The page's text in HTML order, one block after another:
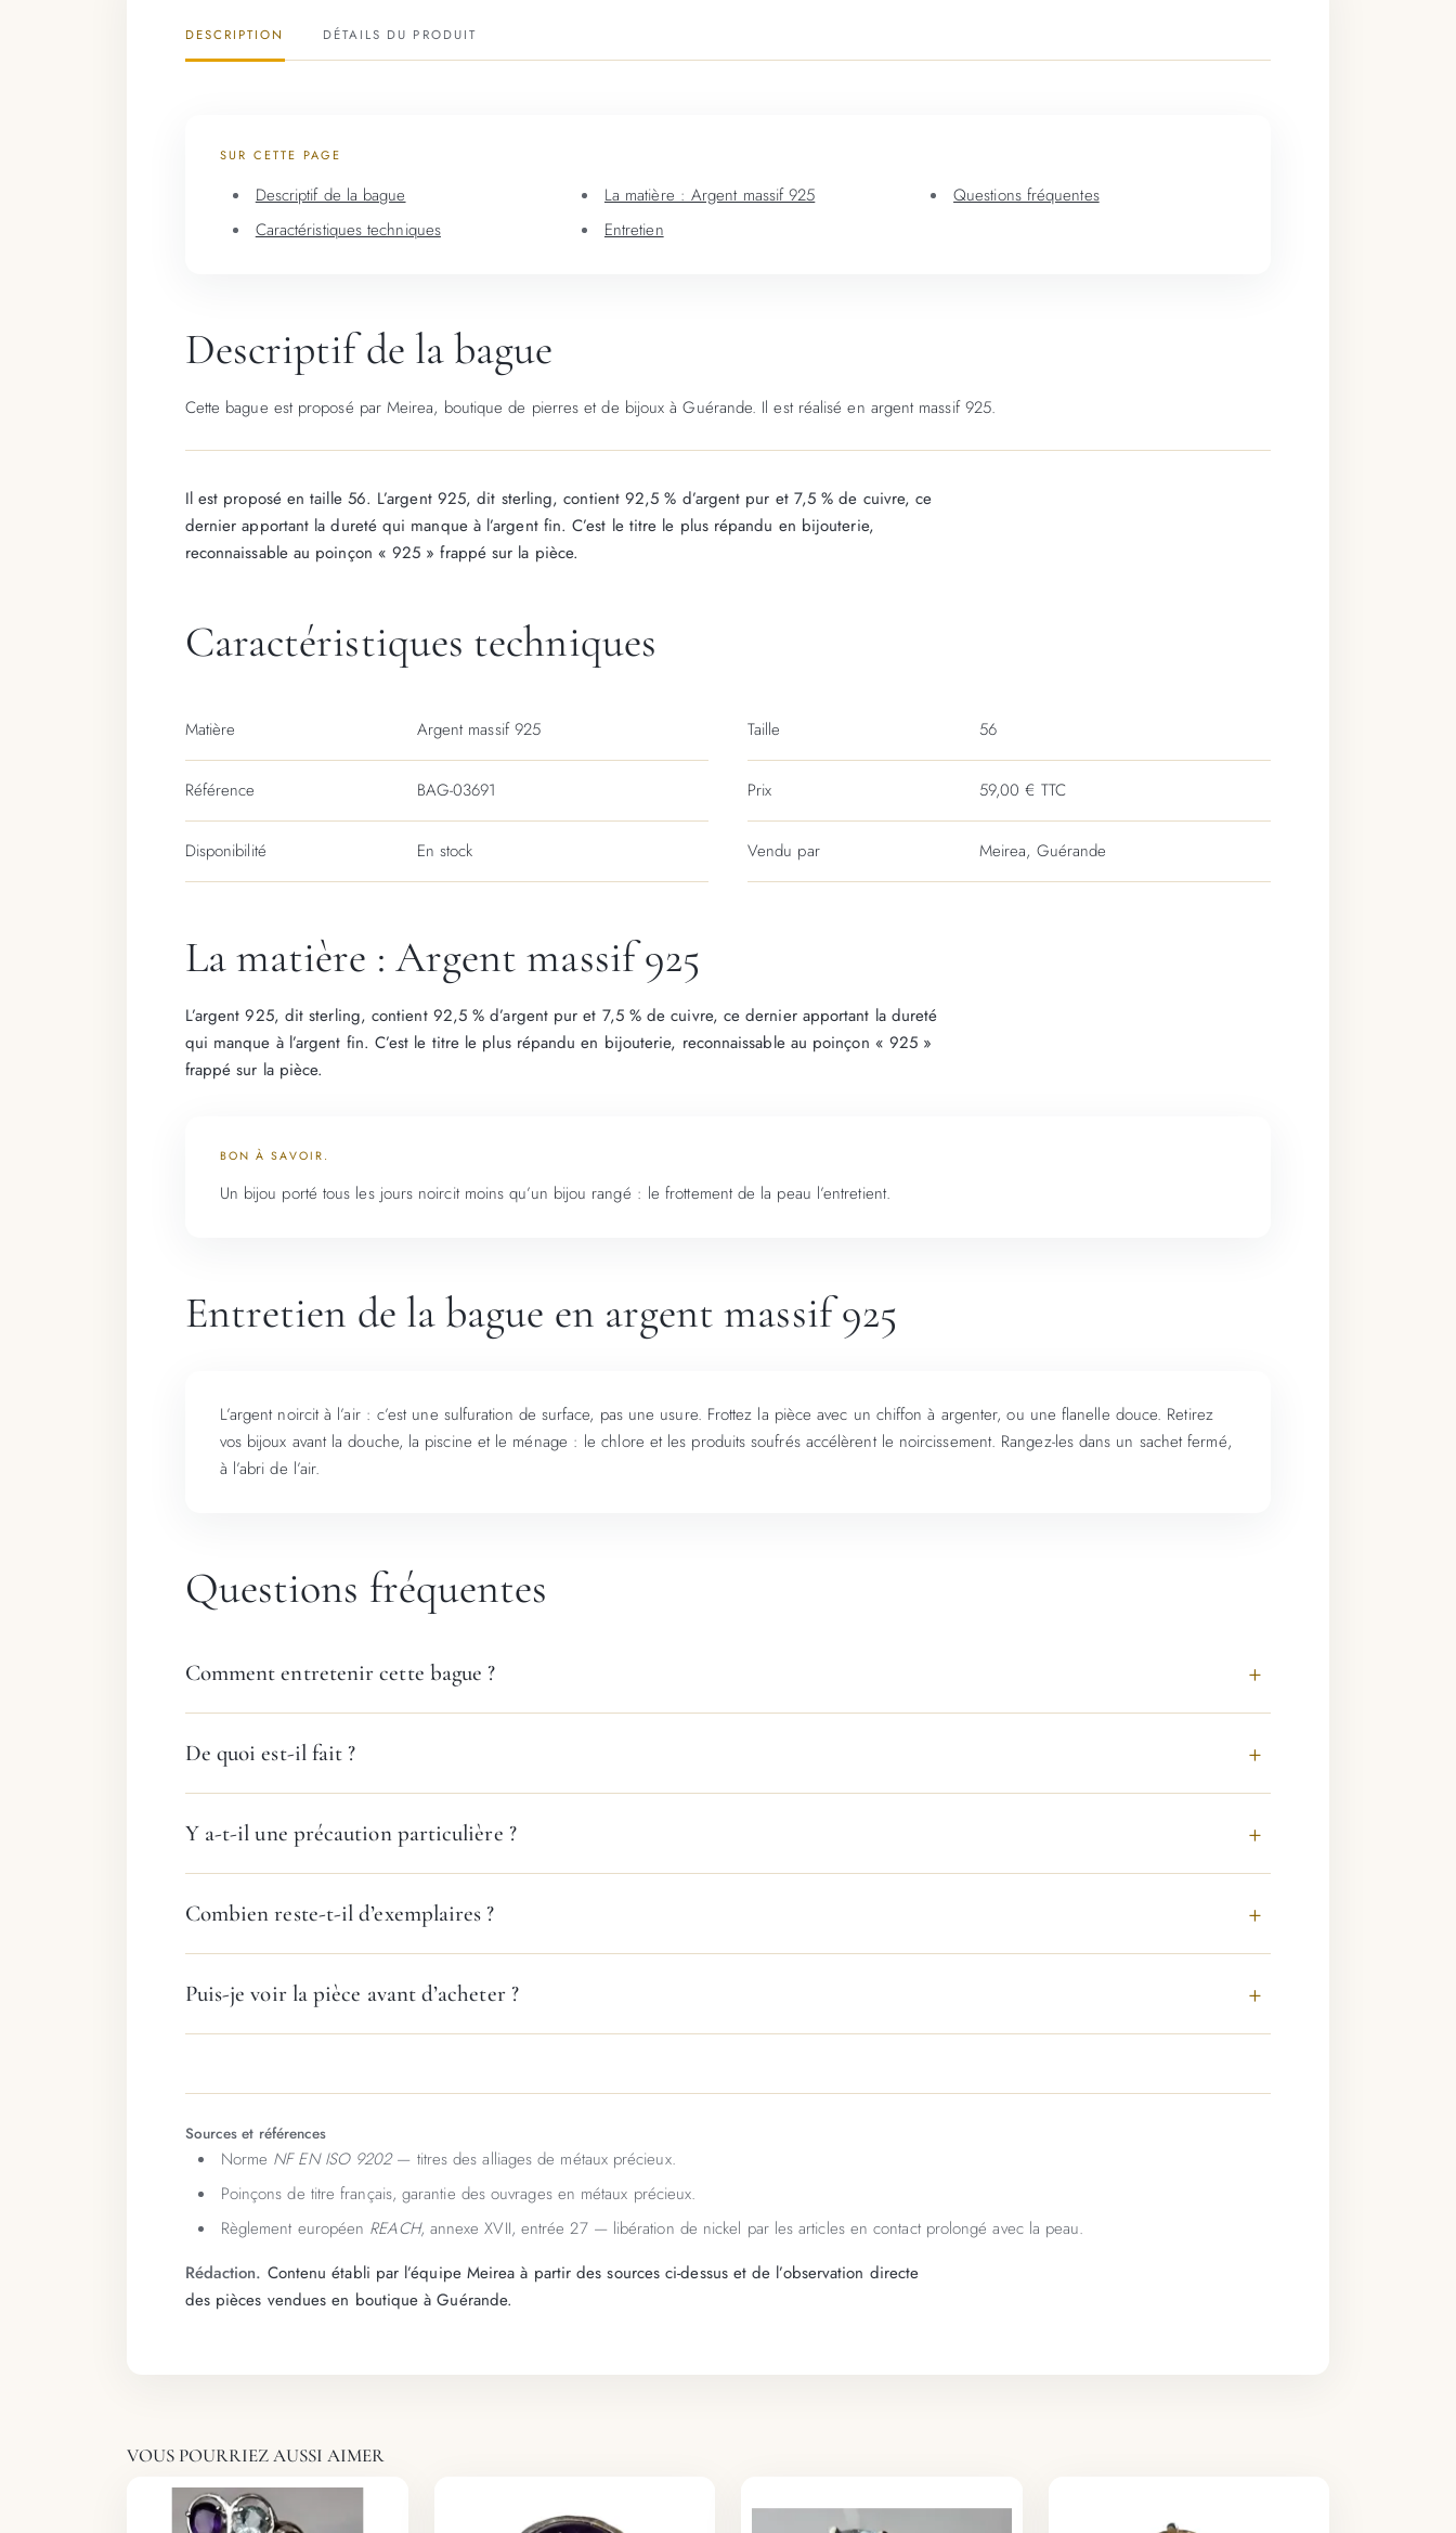
DESCRIPTION DÉTAILS DU PRODUIT
SUR CETTE PAGE
Descriptif de la bague
Caractéristiques techniques
La matière : Argent massif 925
Entretien
Questions fréquentes
Descriptif de la bague
Cette bague est proposé par Meirea, boutique de pierres et de bijoux à Guérande. Il est réalisé en argent massif 925.
Il est proposé en taille 56. L’argent 925, dit sterling, contient 92,5 % d’argent pur et 7,5 % de cuivre, ce
dernier apportant la dureté qui manque à l’argent fin. C’est le titre le plus répandu en bijouterie,
reconnaissable au poinçon « 925 » frappé sur la pièce.
Caractéristiques techniques
Matière Argent massif 925 Taille 56
Référence BAG-03691 Prix 59,00 € TTC
Disponibilité En stock Vendu par Meirea, Guérande
La matière : Argent massif 925
L’argent 925, dit sterling, contient 92,5 % d’argent pur et 7,5 % de cuivre, ce dernier apportant la dureté
qui manque à l’argent fin. C’est le titre le plus répandu en bijouterie, reconnaissable au poinçon « 925 »
frappé sur la pièce.
BON À SAVOIR.
Un bijou porté tous les jours noircit moins qu’un bijou rangé : le frottement de la peau l’entretient.
Entretien de la bague en argent massif 925
L’argent noircit à l’air : c’est une sulfuration de surface, pas une usure. Frottez la pièce avec un chiffon à argenter, ou une flanelle douce. Retirez
vos bijoux avant la douche, la piscine et le ménage : le chlore et les produits soufrés accélèrent le noircissement. Rangez-les dans un sachet fermé,
à l’abri de l’air.
Questions fréquentes
Comment entretenir cette bague ?
De quoi est-il fait ?
Y a-t-il une précaution particulière ?
Combien reste-t-il d’exemplaires ?
Puis-je voir la pièce avant d’acheter ?
Sources et références
Norme NF EN ISO 9202— titres des alliages de métaux précieux.
Poinçons de titre français, garantie des ouvrages en métaux précieux.
Règlement européen REACH, annexe XVII, entrée 27 — libération de nickel par les articles en contact prolongé avec la peau.
Rédaction. Contenu établi par l’équipe Meirea à partir des sources ci-dessus et de l’observation directe
des pièces vendues en boutique à Guérande.
VOUS POURRIEZ AUSSI AIMER